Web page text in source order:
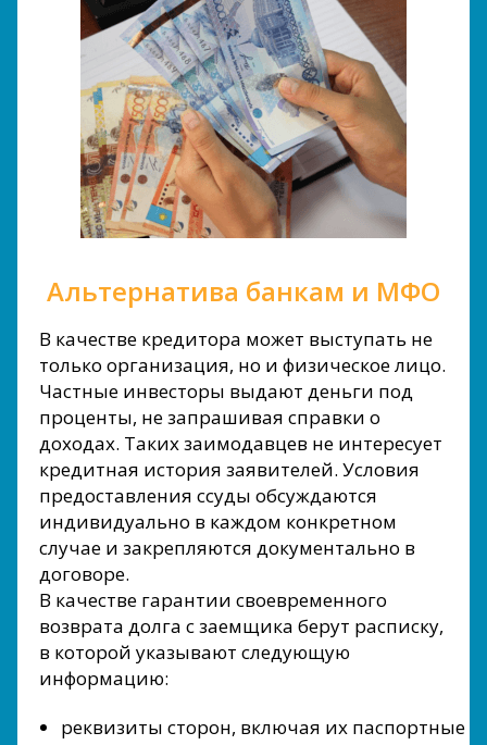
Альтернатива банкам и МФО
В качестве кредитора может выступать не
только организация, но и физическое лицо.
Частные инвесторы выдают деньги под
проценты, не запрашивая справки о
доходах. Таких заимодавцев не интересует
кредитная история заявителей. Условия
предоставления ссуды обсуждаются
индивидуально в каждом конкретном
случае и закрепляются документально в
договоре.
В качестве гарантии своевременного
возврата долга с заемщика берут расписку,
в которой указывают следующую
информацию:
реквизиты сторон, включая их паспортные